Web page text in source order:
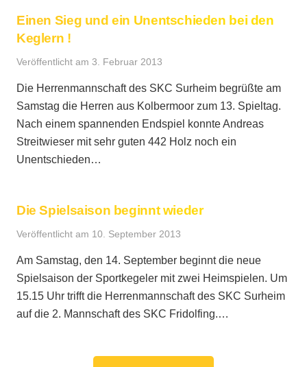
Einen Sieg und ein Unentschieden bei den
Keglern !
Veröffentlicht am 3. Februar 2013
Die Herrenmannschaft des SKC Surheim begrüßte am
Samstag die Herren aus Kolbermoor zum 13. Spieltag.
Nach einem spannenden Endspiel konnte Andreas
Streitwieser mit sehr guten 442 Holz noch ein
Unentschieden…
Die Spielsaison beginnt wieder
Veröffentlicht am 10. September 2013
Am Samstag, den 14. September beginnt die neue
Spielsaison der Sportkegeler mit zwei Heimspielen. Um
15.15 Uhr trifft die Herrenmannschaft des SKC Surheim
auf die 2. Mannschaft des SKC Fridolfing.…